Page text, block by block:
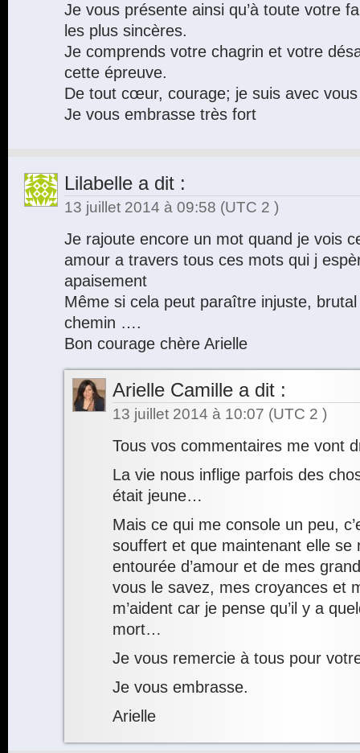
Je vous présente ainsi qu’à toute votre
les plus sincères.
Je comprends votre chagrin et votre
cette épreuve.
De tout cœur, courage; je suis avec
Je vous embrasse très fort
Lilabelle a dit :
13 juillet 2014 à 09:58 (UTC 2 )
Je rajoute encore un mot quand je vois
amour a travers tous ces mots qui j
apaisement
Même si cela peut paraître injuste,
chemin ….
Bon courage chère Arielle
Arielle Camille a dit :
13 juillet 2014 à 10:07 (UTC 2 )
Tous vos commentaires me vont
La vie nous inflige parfois des
était jeune…
Mais ce qui me console un peu,
souffert et que maintenant elle se
entourée d’amour et de mes
vous le savez, mes croyances et
m’aident car je pense qu’il y a
mort…
Je vous remercie à tous pour
Je vous embrasse.
Arielle